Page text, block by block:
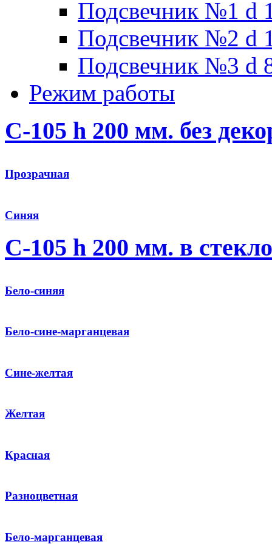
Подсвечник №1 d
Подсвечник №2 d
Подсвечник №3 d
Режим работы
C-105 h 200 мм. без
Прозрачная
Синяя
С-105 h 200 мм. в
Бело-синяя
Бело-сине-марганцевая
Сине-желтая
Желтая
Красная
Разноцветная
Бело-марганцевая